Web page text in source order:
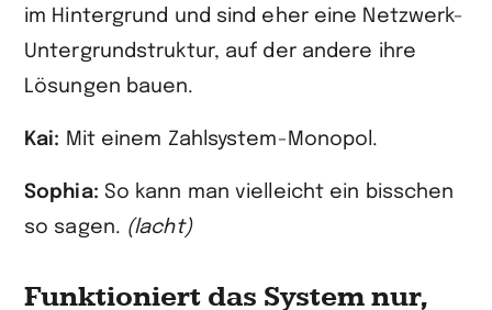
im Hintergrund und sind eher eine Netzwerk-
Untergrundstruktur, auf der andere ihre
Lösungen bauen.
Kai: Mit einem Zahlsystem-Monopol.
Sophia: So kann man vielleicht ein bisschen
so sagen. (lacht)
Funktioniert das System nur,